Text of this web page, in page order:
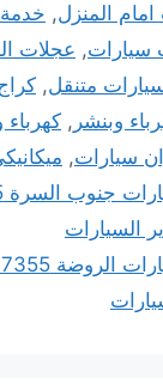
المنزل,
سيارات, عجلات
متنقل,
وبنشر ,
سيارات,
السيارات